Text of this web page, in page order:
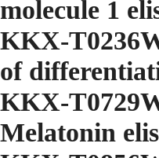
molecule 1
KKX-
of
KKX-
Melatonin